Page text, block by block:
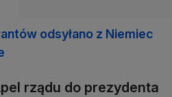
odsyłano z Niemiec
rządu do prezydenta